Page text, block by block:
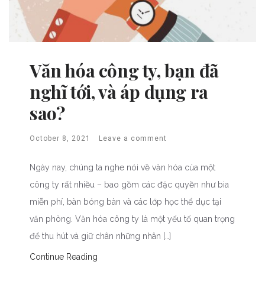
Văn hóa công ty, bạn đã
nghĩ tới, và áp dụng ra
sao?
October 8, 2021 Leave a comment
Ngày nay, chúng ta nghe nói về văn hóa của một
công ty rất nhiều – bao gồm các đặc quyền như bia
miễn phí, bàn bóng bàn và các lớp học thể dục tại
văn phòng. Văn hóa công ty là một yếu tố quan trọng
để thu hút và giữ chân những nhân […]
Continue Reading